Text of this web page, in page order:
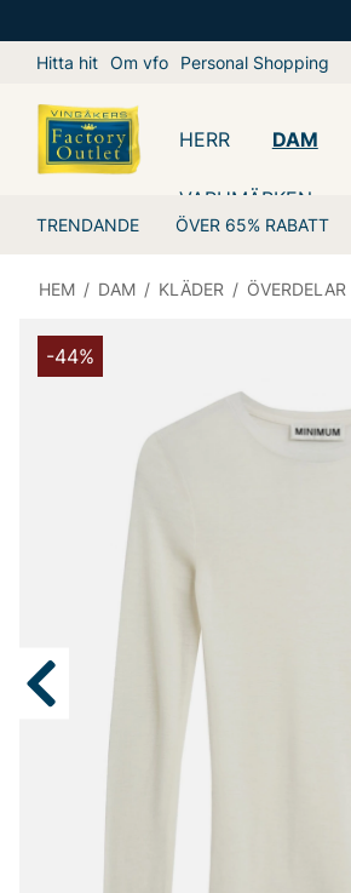
Hitta hit Om vfo Personal Shopping
HERR DAM
TRENDANDE ÖVER 65% RABATT
VARUMÄRKEN
HEM / DAM / KLÄDER / ÖVERDELAR
-44%